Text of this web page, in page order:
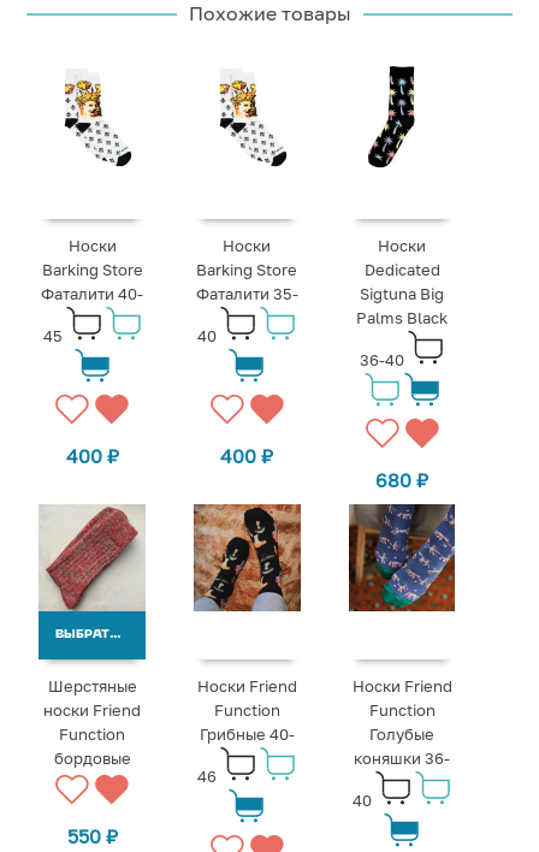
Похожие товары
Носки
Barking Store
Фаталити 40-
45
400 ₽
Носки
Barking Store
Фаталити 35-
40
400₽
Носки
Dedicated
Sigtuna Big
Palms Black
36-40
680₽
ВЫБРАТЬ ВАРИАНТЫ
Шерстяные
носки Friend
Function
бордовые
550 ₽
Носки Friend
Function
Грибные 40-
46
Носки Friend
Function
Голубые
коняшки 36-
40